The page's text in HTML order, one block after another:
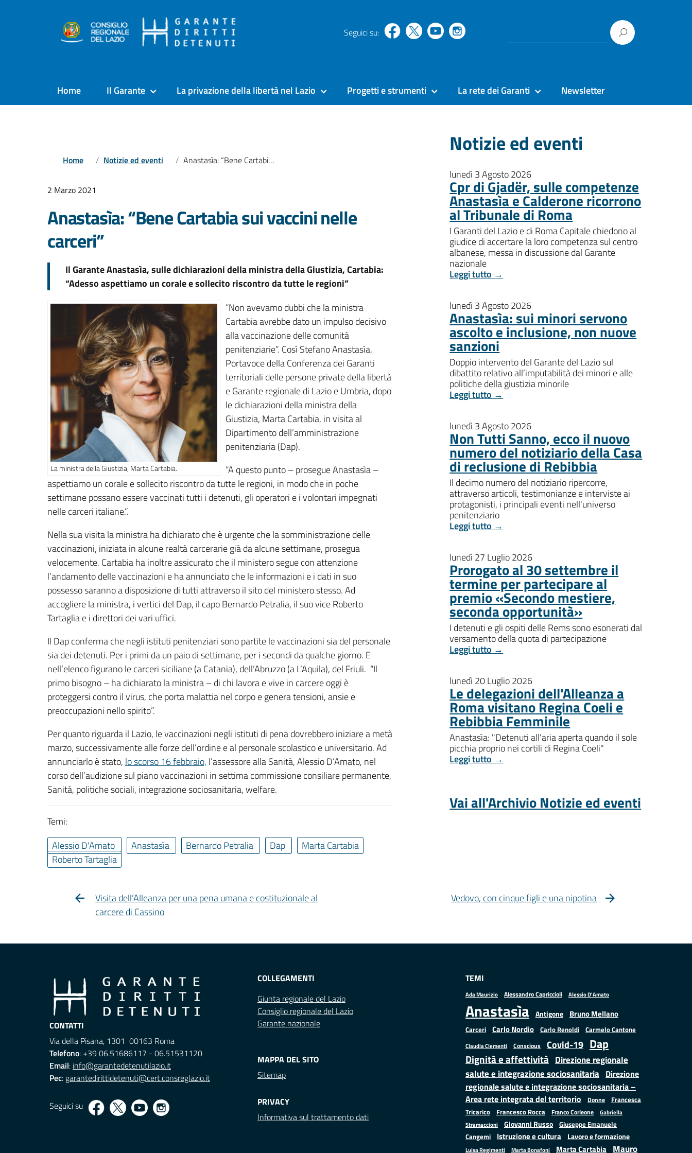
Seguici su:
Home Il Garante La privazione della libertà nel Lazio Progetti e strumenti La rete dei Garanti Newsletter
Home Notizie ed eventi Anastasìa: “Bene Cartabia sui vaccini nelle carceri”
2 Marzo 2021
Anastasìa: “Bene Cartabia sui vaccini nelle
carceri”
Il Garante Anastasìa, sulle dichiarazioni della ministra della Giustizia, Cartabia:
“Adesso aspettiamo un corale e sollecito riscontro da tutte le regioni”
La ministra della Giustizia, Marta Cartabia.
“Non avevamo dubbi che la ministra
Cartabia avrebbe dato un impulso decisivo
alla vaccinazione delle comunità
penitenziarie”. Così Stefano Anastasìa,
Portavoce della Conferenza dei Garanti
territoriali delle persone private della libertà
e Garante regionale di Lazio e Umbria, dopo
le dichiarazioni della ministra della
Giustizia, Marta Cartabia, in visita al
Dipartimento dell’amministrazione
penitenziaria (Dap).
“A questo punto – prosegue Anastasìa –
aspettiamo un corale e sollecito riscontro da tutte le regioni, in modo che in poche
settimane possano essere vaccinati tutti i detenuti, gli operatori e i volontari impegnati
nelle carceri italiane.”.
Nella sua visita la ministra ha dichiarato che è urgente che la somministrazione delle
vaccinazioni, iniziata in alcune realtà carcerarie già da alcune settimane, prosegua
velocemente. Cartabia ha inoltre assicurato che il ministero segue con attenzione
l’andamento delle vaccinazioni e ha annunciato che le informazioni e i dati in suo
possesso saranno a disposizione di tutti attraverso il sito del ministero stesso. Ad
accogliere la ministra, i vertici del Dap, il capo Bernardo Petralia, il suo vice Roberto
Tartaglia e i direttori dei vari uffici.
Il Dap conferma che negli istituti penitenziari sono partite le vaccinazioni sia del personale
sia dei detenuti. Per i primi da un paio di settimane, per i secondi da qualche giorno. E
nell’elenco figurano le carceri siciliane (a Catania), dell’Abruzzo (a L’Aquila), del Friuli. “Il
primo bisogno – ha dichiarato la ministra – di chi lavora e vive in carcere oggi è
proteggersi contro il virus, che porta malattia nel corpo e genera tensioni, ansie e
preoccupazioni nello spirito”.
Per quanto riguarda il Lazio, le vaccinazioni negli istituti di pena dovrebbero iniziare a metà
marzo, successivamente alle forze dell’ordine e al personale scolastico e universitario. Ad
annunciarlo è stato, lo scorso 16 febbraio, l’assessore alla Sanità, Alessio D’Amato, nel
corso dell’audizione sul piano vaccinazioni in settima commissione consiliare permanente,
Sanità, politiche sociali, integrazione sociosanitaria, welfare.
Temi:
Alessio D'Amato
Anastasìa Bernardo Petralia Dap
Marta Cartabia
Roberto Tartaglia
Notizie ed eventi
lunedì 3 Agosto 2026
Cpr di Gjadër, sulle competenze
Anastasìa e Calderone ricorrono
al Tribunale di Roma
I Garanti del Lazio e di Roma Capitale chiedono al
giudice di accertare la loro competenza sul centro
albanese, messa in discussione dal Garante
nazionale
Leggi tutto →
lunedì 3 Agosto 2026
Anastasìa: sui minori servono
ascolto e inclusione, non nuove
sanzioni
Doppio intervento del Garante del Lazio sul
dibattito relativo all’imputabilità dei minori e alle
politiche della giustizia minorile
Leggi tutto →
lunedì 3 Agosto 2026
Non Tutti Sanno, ecco il nuovo
numero del notiziario della Casa
di reclusione di Rebibbia
Il decimo numero del notiziario ripercorre,
attraverso articoli, testimonianze e interviste ai
protagonisti, i principali eventi nell'universo
penitenziario
Leggi tutto →
lunedì 27 Luglio 2026
Prorogato al 30 settembre il
termine per partecipare al
premio «Secondo mestiere,
seconda opportunità»
I detenuti e gli ospiti delle Rems sono esonerati dal
versamento della quota di partecipazione
Leggi tutto →
lunedì 20 Luglio 2026
Le delegazioni dell'Alleanza a
Roma visitano Regina Coeli e
Rebibbia Femminile
Anastasìa: "Detenuti all'aria aperta quando il sole
picchia proprio nei cortili di Regina Coeli"
Leggi tutto →
Vai all'Archivio Notizie ed eventi
Visita dell’Alleanza per una pena umana e costituzionale al
carcere di Cassino
Vedovo, con cinque figli e una nipotina
CONTATTI
Via della Pisana, 1301 00163 Roma
Telefono: +39 06.51686117 - 06.51531120
Email: info@garantedetenutilazio.it
Pec: garantedirittidetenuti@cert.consreglazio.it
Seguici su
COLLEGAMENTI
Giunta regionale del Lazio
Consiglio regionale del Lazio
Garante nazionale
MAPPA DEL SITO
Sitemap
PRIVACY
Informativa sul trattamento dati
TEMI
Ada Maurizio Alessandro Capriccioli Alessio D'Amato
Anastasìa Antigone Bruno Mellano
Carceri Carlo Nordio Carlo Renoldi Carmelo Cantone
Claudia Clementi Conscious Covid-19 Dap
Dignità e affettività Direzione regionale
salute e integrazione sociosanitaria Direzione
regionale salute e integrazione sociosanitaria –
Area rete integrata del territorio
Donne
Francesca
Tricarico
Francesco Rocca Franco Corleone
Gabriella
Stramaccioni
Giovanni Russo Giuseppe Emanuele
Cangemi
Istruzione e cultura Lavoro e formazione
Luisa Regimenti Marta Bonafoni Marta Cartabia Mauro